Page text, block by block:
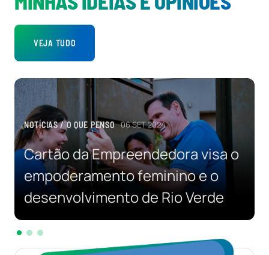
VEJA TUDO
NOTÍCIAS / O QUE PENSO 06 SET 2024
Cartão da Empreendedora visa o
empoderamento feminino e o
desenvolvimento de Rio Verde